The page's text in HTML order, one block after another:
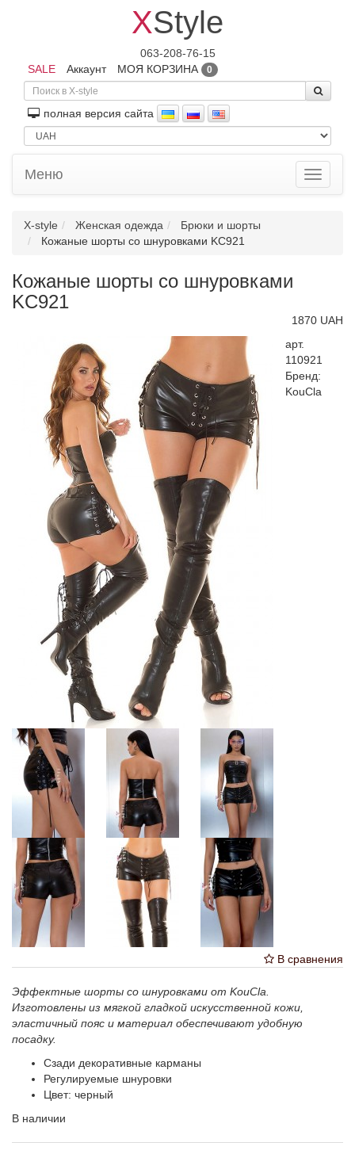
XStyle
063-208-76-15
SALE
Аккаунт МОЯ КОРЗИНА 0
полная версия сайта
Toggle
Меню
X-style Женская одежда
Брюки и шорты
Кожаные шорты со шнуровками KC921
Кожаные шорты со шнуровками
KC921
1870 UAH
В сравнения
арт.
110921
Бренд:
KouCla
Эффектные шорты со шнуровками от KouCla.
Изготовлены из мягкой гладкой искусственной кожи,
эластичный пояс и материал обеспечивают удобную
посадку.
Сзади декоративные карманы
Регулируемые шнуровки
Цвет: черный
В наличии